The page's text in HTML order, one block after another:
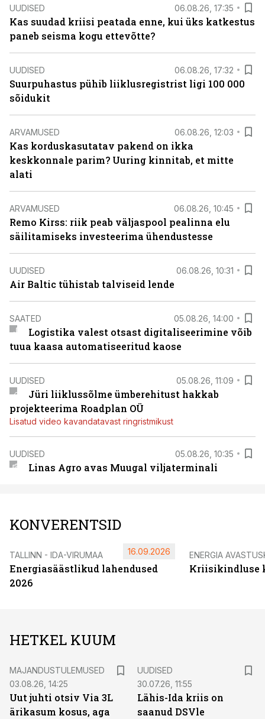
UUDISED 06.08.26, 17:35
Kas suudad kriisi peatada enne, kui üks katkestus
paneb seisma kogu ettevõtte?
UUDISED 06.08.26, 17:32
Suurpuhastus pühib liiklusregistrist ligi 100 000
sõidukit
ARVAMUSED 06.08.26, 12:03
Kas korduskasutatav pakend on ikka
keskkonnale parim? Uuring kinnitab, et mitte
alati
ARVAMUSED 06.08.26, 10:45
Remo Kirss: riik peab väljaspool pealinna elu
säilitamiseks investeerima ühendustesse
UUDISED 06.08.26, 10:31
Air Baltic tühistab talviseid lende
SAATED 05.08.26, 14:00
Logistika valest otsast digitaliseerimine võib
tuua kaasa automatiseeritud kaose
UUDISED 05.08.26, 11:09
Jüri liiklussõlme ümberehitust hakkab
projekteerima Roadplan OÜ
Lisatud video kavandatavast ringristmikust
UUDISED 05.08.26, 10:35
Linas Agro avas Muugal viljaterminali
KONVERENTSID
TALLINN - IDA-VIRUMAA
Energiasäästlikud lahendused
2026
16.09.2026 ENERGIA
Kriisikindluse
HETKEL KUUM
MAJANDUSTULEMUSED
03.08.26, 14:25
Uut juhti otsiv Via 3L
ärikasum kosus, aga
UUDISED
30.07.26, 11:55
Lähis-Ida kriis on
saanud DSVle